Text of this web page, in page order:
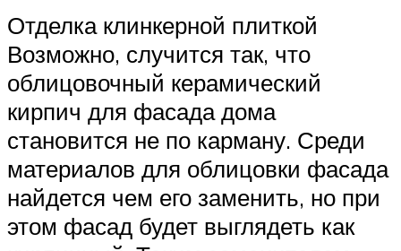
Отделка клинкерной плиткой
Возможно, случится так, что
облицовочный керамический
кирпич для фасада дома
становится не по карману. Среди
материалов для облицовки фасада
найдется чем его заменить, но при
этом фасад будет выглядеть как